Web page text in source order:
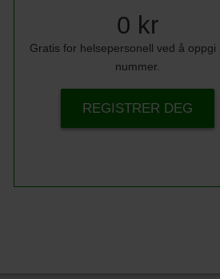
0 kr
Gratis for helsepersonell ved å oppgi
nummer.
REGISTRER DEG